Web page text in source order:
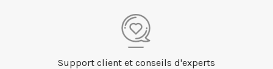
Support client et conseils d'experts